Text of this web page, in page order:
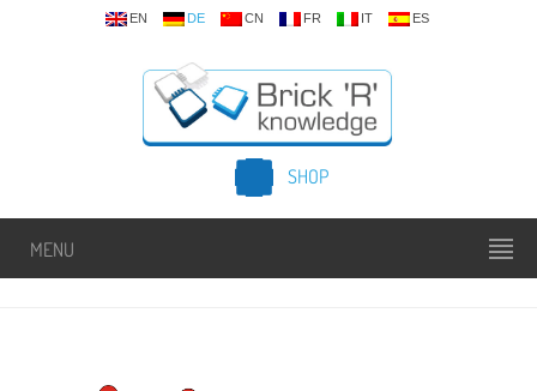
EN DE CN FR IT ES
SHOP
MENU